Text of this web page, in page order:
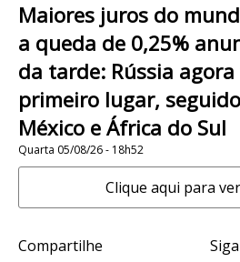
Maiores juros do
a queda de 0,25%
da tarde: Rússia agora
primeiro lugar,
México e África do Sul
Quarta 05/08/26 - 18h52
Clique aqui para
Compartilhe